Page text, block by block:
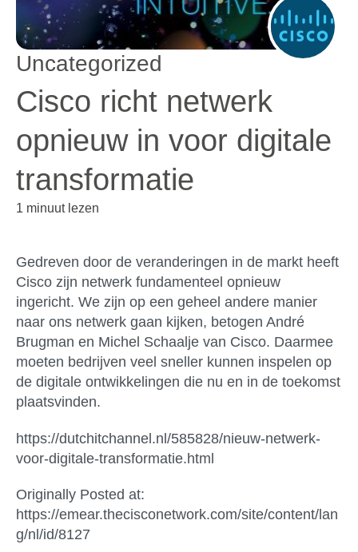
Uncategorized
Cisco richt netwerk
opnieuw in voor digitale
transformatie
1 minuut lezen
Gedreven door de veranderingen in de markt heeft
Cisco zijn netwerk fundamenteel opnieuw
ingericht. We zijn op een geheel andere manier
naar ons netwerk gaan kijken, betogen André
Brugman en Michel Schaalje van Cisco. Daarmee
moeten bedrijven veel sneller kunnen inspelen op
de digitale ontwikkelingen die nu en in de toekomst
plaatsvinden.
https://dutchitchannel.nl/585828/nieuw-netwerk-
voor-digitale-transformatie.html
Originally Posted at:
https://emear.thecisconetwork.com/site/content/lan
g/nl/id/8127